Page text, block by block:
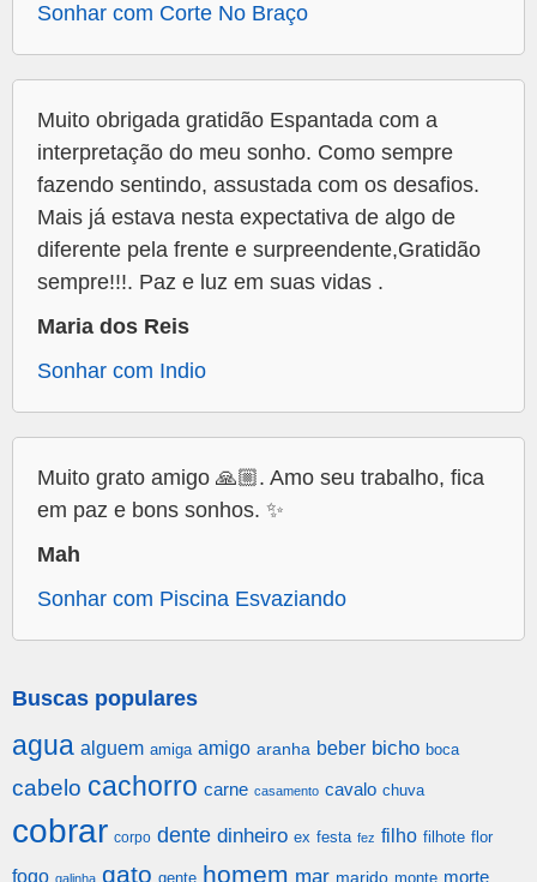
Sonhar com Corte No Braço
Muito obrigada gratidão Espantada com a
interpretação do meu sonho. Como sempre
fazendo sentindo, assustada com os desafios.
Mais já estava nesta expectativa de algo de
diferente pela frente e surpreendente,Gratidão
sempre!!!. Paz e luz em suas vidas .
Maria dos Reis
Sonhar com Indio
Muito grato amigo 🙏🏼. Amo seu trabalho, fica
em paz e bons sonhos. ✨
Mah
Sonhar com Piscina Esvaziando
Buscas populares
agua alguem amiga amigo aranha beber bicho boca
cabelo cachorro carne casamento cavalo chuva
cobrar corpo dente dinheiro ex festa fez filho filhote flor
fogo galinha gato gente homem mar marido monte morte